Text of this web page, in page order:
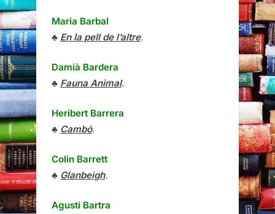
Maria Barbal
♣ En la pell de l’altre.
Damià Bardera
♣ Fauna Animal.
Heribert Barrera
♣ Cambó.
Colin Barrett
♣ Glanbeigh.
Agustí Bartra